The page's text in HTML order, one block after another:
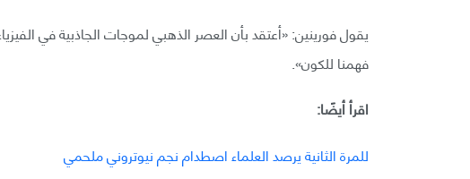
يقول فورينين: «أعتقد بأن العصر الذهبي لموجات الجاذبية في
فهمنا للكون».
اقرأ أيضًا:
للمرة الثانية يرصد العلماء اصطدام نجم نيوتروني ملحمي